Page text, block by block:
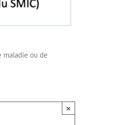
maladie ou de
×